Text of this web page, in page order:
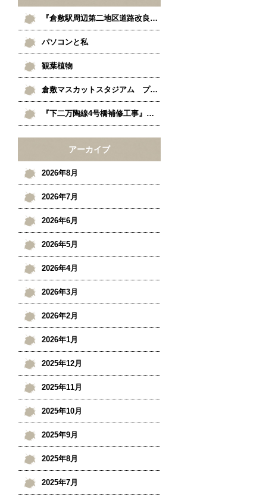
『倉敷駅周辺第二地区道路改良工事』現場見学
パソコンと私
観葉植物
倉敷マスカットスタジアム プロ野球公式戦
『下二万陶線4号橋補修工事』竣工しました
アーカイブ
2026年8月
2026年7月
2026年6月
2026年5月
2026年4月
2026年3月
2026年2月
2026年1月
2025年12月
2025年11月
2025年10月
2025年9月
2025年8月
2025年7月